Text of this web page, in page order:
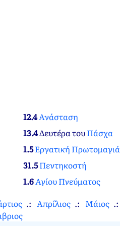
12.4Ανάσταση
13.4Δευτέρα τουΠάσχα
1.5Εργατική Πρωτομαγιά
31.5Πεντηκοστή
1.6Αγίου Πνεύματος
Απρίλιος Μάιος